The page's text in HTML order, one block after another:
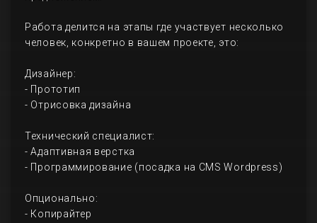
Работа делится на этапы где участвует несколько
человек, конкретно в вашем проекте, это:
Дизайнер:
- Прототип
- Отрисовка дизайна
Технический специалист:
- Адаптивная верстка
- Программирование (посадка на CMS Wordpress)
Опционально:
- Копирайтер